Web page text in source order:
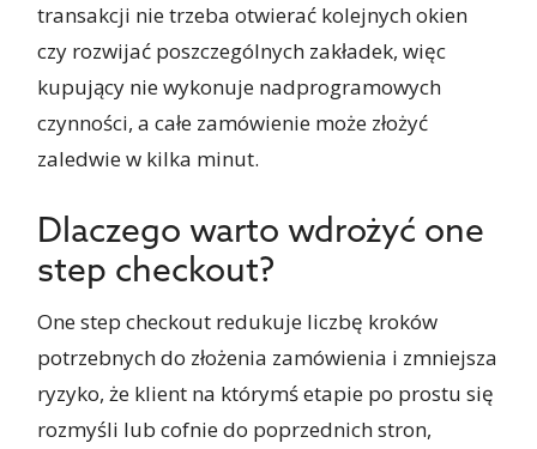
transakcji nie trzeba otwierać kolejnych okien
czy rozwijać poszczególnych zakładek, więc
kupujący nie wykonuje nadprogramowych
czynności, a całe zamówienie może złożyć
zaledwie w kilka minut.
Dlaczego warto wdrożyć one
step checkout?
One step checkout redukuje liczbę kroków
potrzebnych do złożenia zamówienia i zmniejsza
ryzyko, że klient na którymś etapie po prostu się
rozmyśli lub cofnie do poprzednich stron,